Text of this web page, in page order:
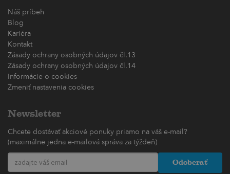
Náš príbeh
Blog
Kariéra
Kontakt
Zásady ochrany osobných údajov čl.13
Zásady ochrany osobných údajov čl.14
Informácie o cookies
Zmeniť nastavenia cookies
Newsletter
Chcete dostávať akciové ponuky priamo na váš e-mail?
(maximálne jedna e-mailová správa za týždeň)
Odoberať